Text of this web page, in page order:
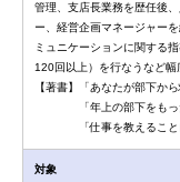
管理、支店長業務を歴任後
ー、経営企画マネージャー
ミュニケーションに関する
120回以上）を行なうなど幅
【著書】「あなたが部下か
「年上の部下をもった
「仕事を教えることに
対象